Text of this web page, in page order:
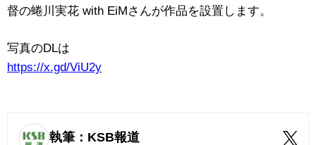
督の蜷川実花 with EiMさんが作品を設置します。
写真のDLは
https://x.gd/ViU2y
執筆：KSB報道